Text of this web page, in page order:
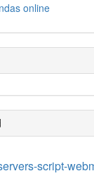
online
script-